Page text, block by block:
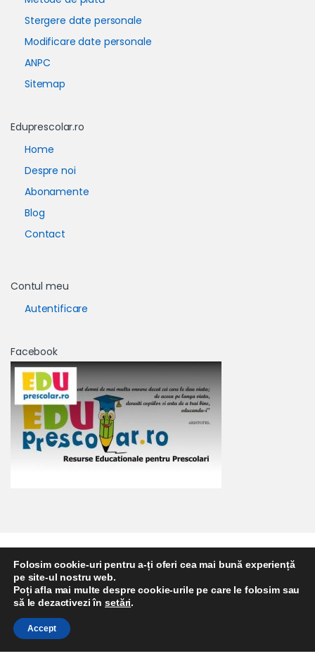
Stergere date personale
Modificare date personale
ANPC
Sitemap
Eduprescolar.ro
Home
Despre noi
Abonamente
Blog
Contact
Contul meu
Autentificare
Facebook
0723 671 102
Folosim cookie-uri pentru a-ți oferi cea mai bună experiență
pe site-ul nostru web.
Poți afla mai multe despre cookie-urile pe care le folosim sau
să le dezactivezi însetări.
Accept